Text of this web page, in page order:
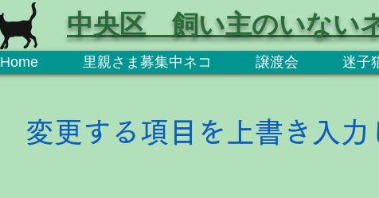
Home 里親さま募集中ネコ 譲渡会 迷子
中央区 飼い主のいない
変更する項目を上書き入力